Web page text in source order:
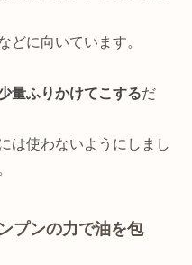
どに向いています。
量ふりかけてこするだ
は使わないようにしまし
プンの力で油を包